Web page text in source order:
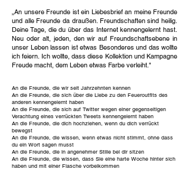
„An unsere Freunde ist ein Liebesbrief an meine Freunde
und alle Freunde da draußen. Freundschaften sind heilig.
Deine Tage, die du über das Internet kennengelernt hast.
Neu oder alt, jeden, den wir auf Freundschaftsebene in
unser Leben lassen ist etwas Besonderes und das wollte
ich feiern. Ich wollte, dass diese Kollektion und Kampagne
Freude macht, dem Leben etwas Farbe verleiht."
An die Freunde, die wir seit Jahrzehnten kennen
An die Freunde, die sich über die Liebe zu den Feueroutfits des
anderen kennengelernt haben
An die Freunde, die sich auf Twitter wegen einer gegenseitigen
Verachtung eines verrückten Tweets kennengelernt haben
An die Freunde, die dich hochziehen, wenn du dich verrückt
bewegst
An die Freunde, die wissen, wenn etwas nicht stimmt, ohne dass
du ein Wort sagen musst
An die Freunde, die in angenehmer Stille bei dir sitzen
An die Freunde, die wissen, dass Sie eine harte Woche hinter sich
haben und mit einer Flasche vorbeikommen